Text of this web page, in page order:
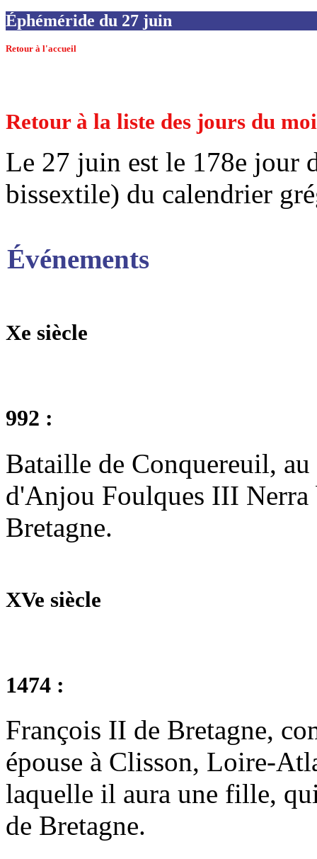
Éphéméride du 27 juin
Retour à l'accueil
Retour à la liste des jours du
Le 27 juin est le 178e jour
bissextile) du calendrier
Événements
Xe siècle
992 :
Bataille de Conquereuil,
d'Anjou Foulques III Nerra
Bretagne.
XVe siècle
1474 :
François II de Bretagne,
épouse à Clisson, Loire-
laquelle il aura une fille,
de Bretagne.